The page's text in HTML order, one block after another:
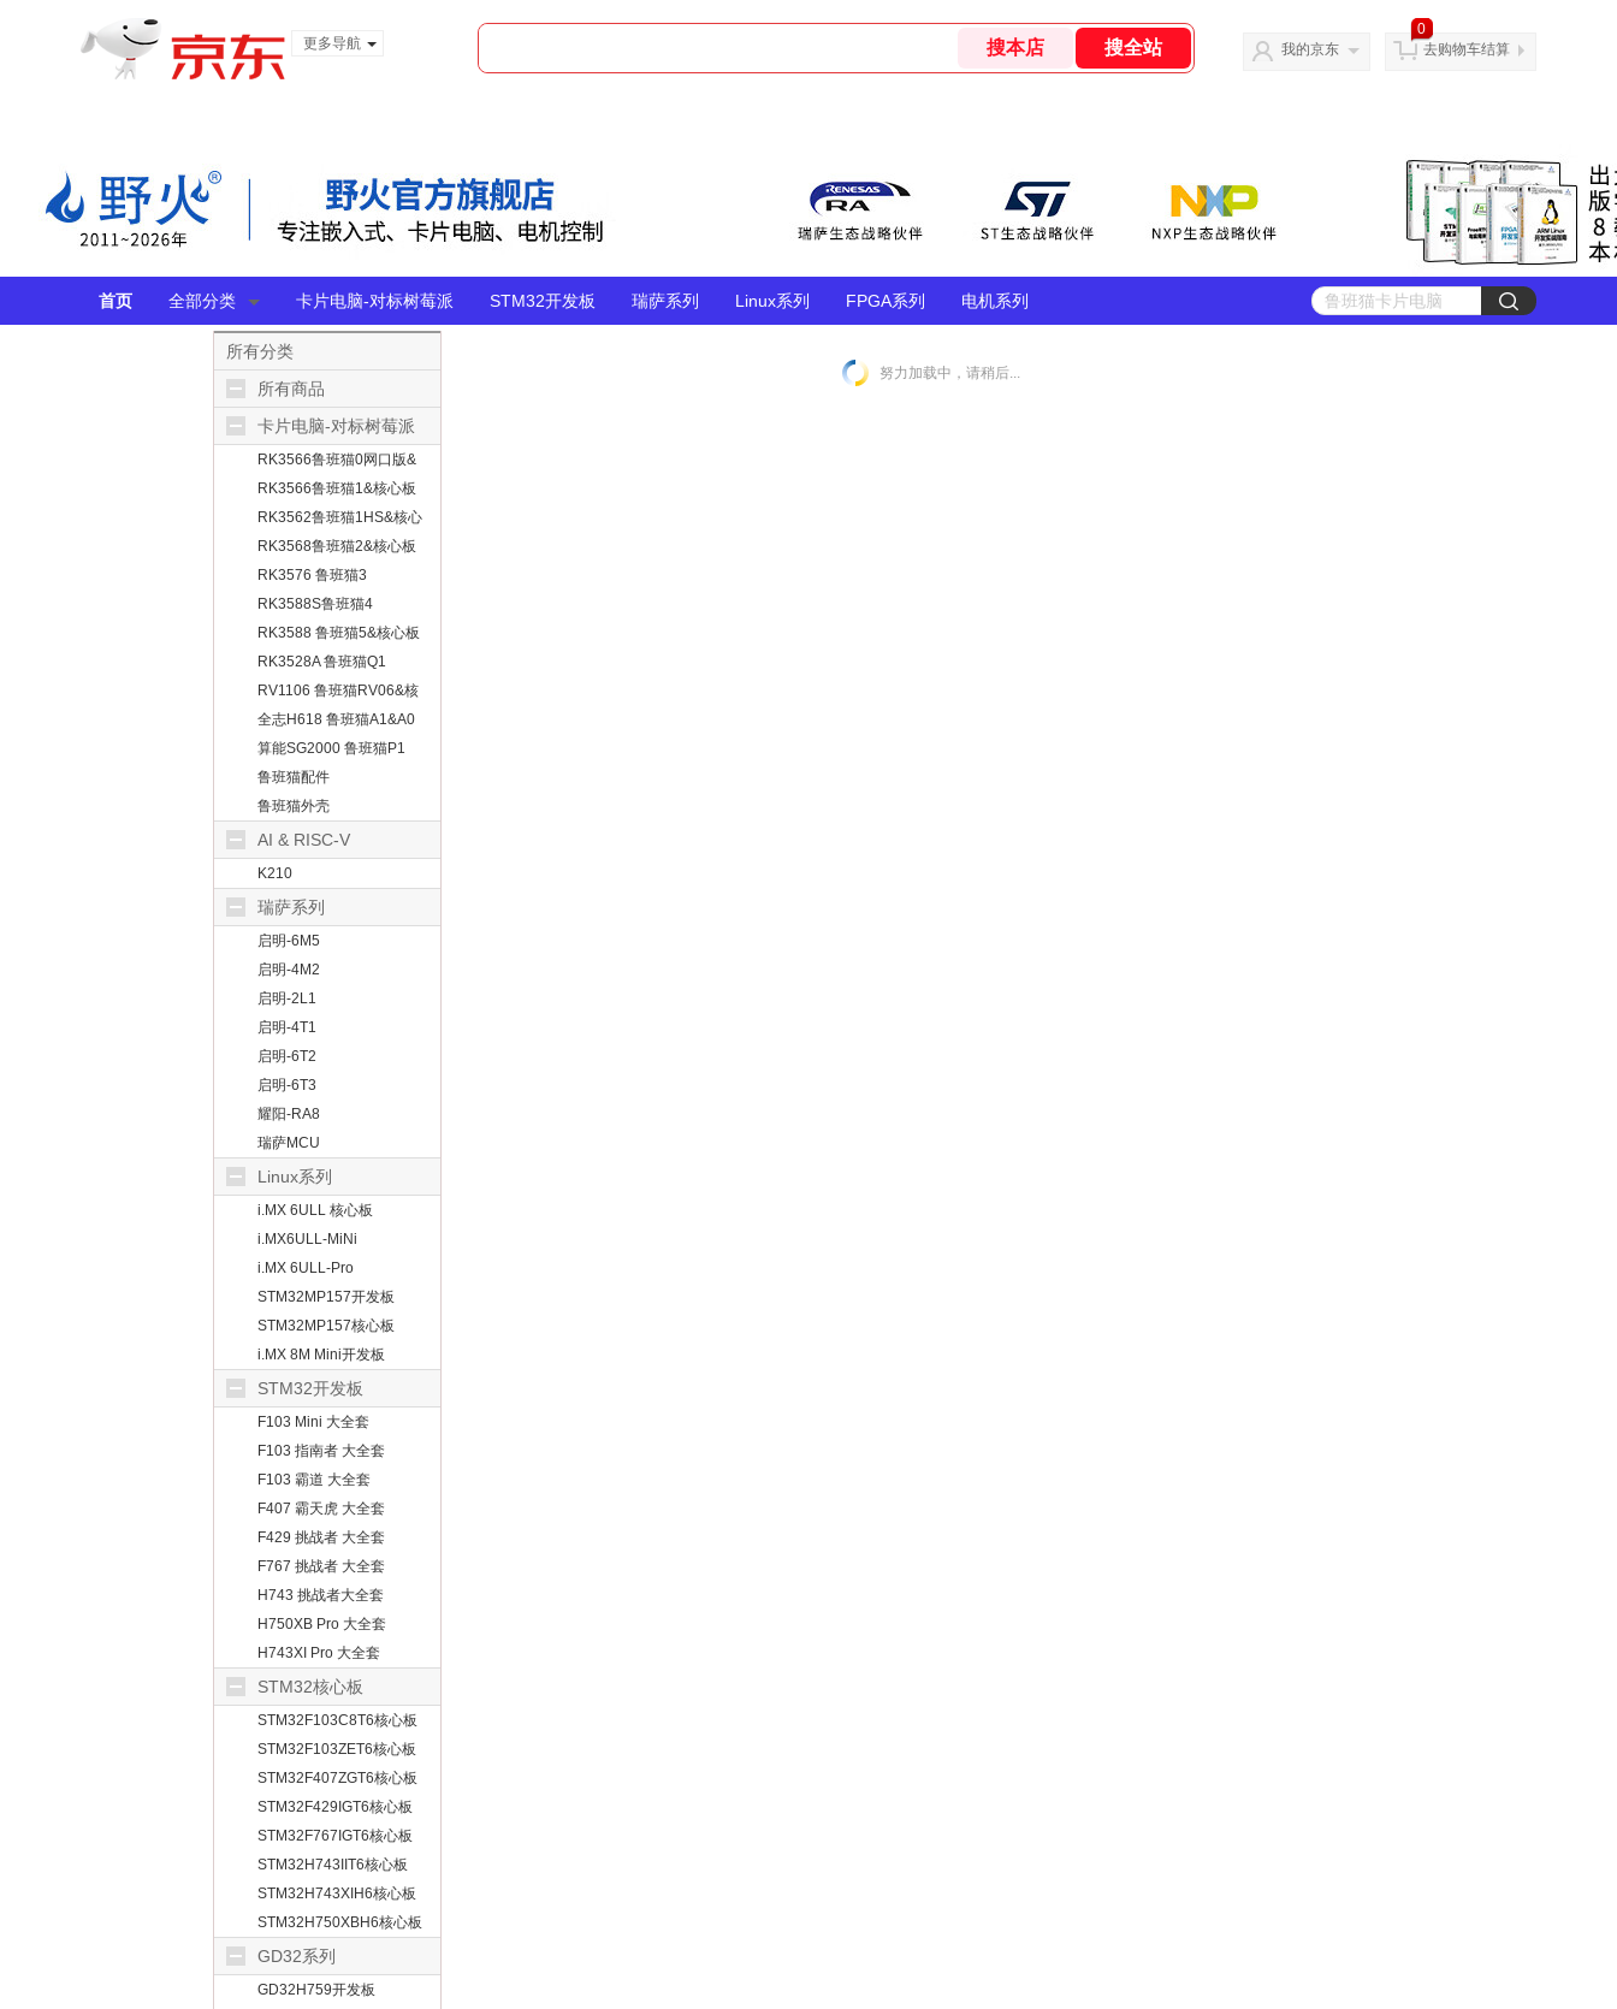
更多导航
我的京东
0
去购物车结算
首页 全部分类 卡片电脑-对标树莓派 STM32开发板 瑞萨系列 Linux系列 FPGA系列 电机系列
所有分类
所有商品
卡片电脑-对标树莓派
RK3566鲁班猫0网口版&
无线版
RK3566鲁班猫1&核心板
RK3562鲁班猫1HS&核心
板
RK3568鲁班猫2&核心板
RK3576 鲁班猫3
RK3588S鲁班猫4
RK3588 鲁班猫5&核心板
RK3528A 鲁班猫Q1
RV1106 鲁班猫RV06&核
心板
全志H618 鲁班猫A1&A0
算能SG2000 鲁班猫P1
鲁班猫配件
鲁班猫外壳
AI & RISC-V
K210
瑞萨系列
启明-6M5
启明-4M2
启明-2L1
启明-4T1
启明-6T2
启明-6T3
耀阳-RA8
瑞萨MCU
Linux系列
i.MX 6ULL 核心板
i.MX6ULL-MiNi
i.MX 6ULL-Pro
STM32MP157开发板
STM32MP157核心板
i.MX 8M Mini开发板
STM32开发板
F103 Mini 大全套
F103 指南者 大全套
F103 霸道 大全套
F407 霸天虎 大全套
F429 挑战者 大全套
F767 挑战者 大全套
H743 挑战者大全套
H750XB Pro 大全套
H743XI Pro 大全套
STM32核心板
STM32F103C8T6核心板
STM32F103ZET6核心板
STM32F407ZGT6核心板
STM32F429IGT6核心板
STM32F767IGT6核心板
STM32H743IIT6核心板
STM32H743XIH6核心板
STM32H750XBH6核心板
GD32系列
GD32H759开发板
努力加载中，请稍后...